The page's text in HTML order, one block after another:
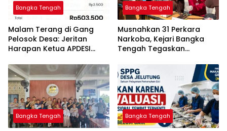
Bangka Tengah
Malam Terang di Gang
Pelosok Desa: Jeritan
Harapan Ketua APDESI
Babel
Bangka Tengah
Musnahkan 31 Perkara
Narkoba, Kejari Bangka
Tengah Tegaskan
Kejahatan Hingga Tuntas
Bangka Tengah Bangka Tengah